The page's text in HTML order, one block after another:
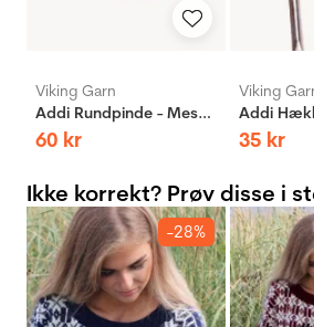
Viking Garn
Addi Rundpinde - Messing
60 kr
Viking
Addi
35 kr
Ikke korrekt? Prøv disse i
-28%